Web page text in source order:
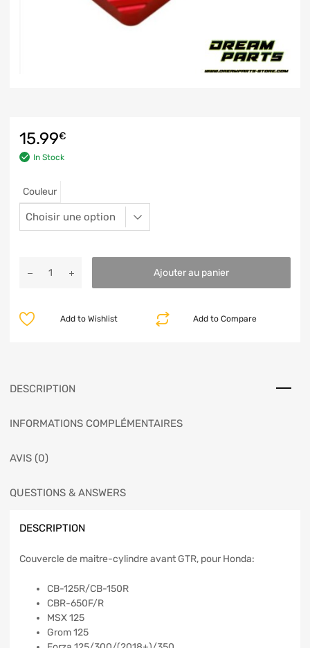
15.99€
In Stock
Couleur
Ajouter au panier
Add to Compare
Add to Wishlist
DESCRIPTION
INFORMATIONS COMPLÉMENTAIRES
AVIS (0)
QUESTIONS & ANSWERS
DESCRIPTION
Couvercle de maitre-cylindre avant GTR, pour Honda:
CB-125R/CB-150R
CBR-650F/R
MSX 125
Grom 125